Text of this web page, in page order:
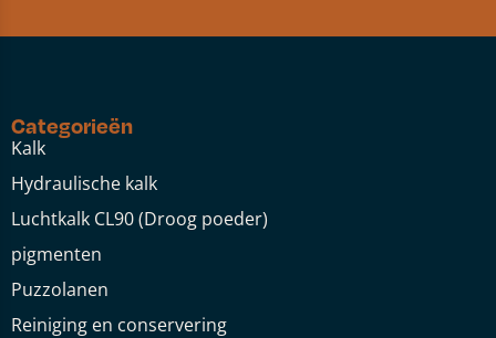
Categorieën
Kalk
Hydraulische kalk
Luchtkalk CL90 (Droog poeder)
pigmenten
Puzzolanen
Reiniging en conservering